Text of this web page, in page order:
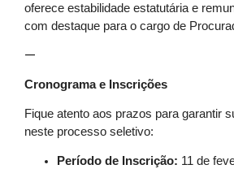
oferece estabilidade estatutária e
com destaque para o cargo de
—
Cronograma e Inscrições
Fique atento aos prazos para garantir
neste processo seletivo:
Período de Inscrição: 11 de